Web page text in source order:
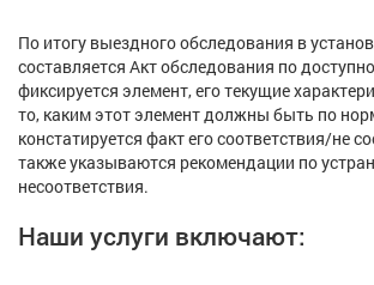
По итогу выездного обследования в
составляется Акт обследования по
фиксируется элемент, его текущие
то, каким этот элемент должны быть по
констатируется факт его соответствия/не
также указываются рекомендации по
несоответствия.
Наши услуги включают: